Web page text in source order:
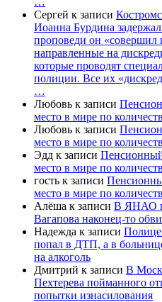
Сергей к записи
Иоанна Бурдина
проповеди он «совершил
направленные на
которые проводят
полиции. Все их
…
Любовь к записи
место в мире по
Любовь к записи
место в мире по
Эдд к записи
место в мире по
гость к записи
место в мире по
Алёша к записи В ЯНАО
Вагапова наконец-то
Надежда к записи
попал в ДТП, а в больнице
на алкоголь
Дмитрий к записи В
Пехтерева пойманного
попытки изнасилования